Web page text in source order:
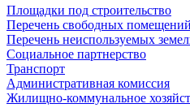
Площадки под строительство
Перечень свободных помещений
Перечень неиспользуемых
Социальное партнерство
Транспорт
Административная комиссия
Жилищно-коммунальное